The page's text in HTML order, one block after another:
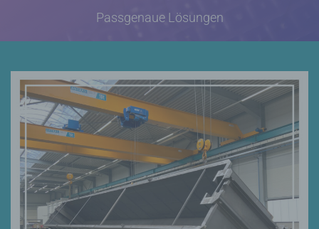
Passgenaue Lösungen